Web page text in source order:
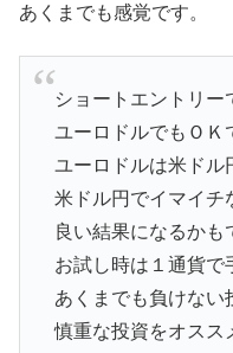
あくまでも感覚です。
ショートエントリー
ユーロドルでもＯＫ
ユーロドルは米ドル
米ドル円でイマイチ
良い結果になるかも
お試し時は１通貨で
あくまでも負けない
慎重な投資をオスス